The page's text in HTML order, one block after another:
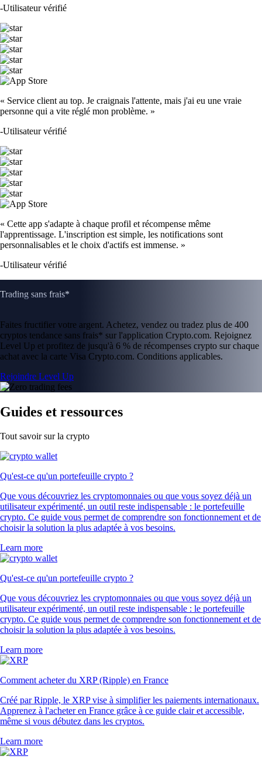
-Utilisateur vérifié
« Service client au top. Je craignais l'attente, mais j'ai eu une vraie
personne qui a vite réglé mon problème. »
-Utilisateur vérifié
« Cette app s'adapte à chaque profil et récompense même
l'apprentissage. L'inscription est simple, les notifications sont
personnalisables et le choix d'actifs est immense. »
-Utilisateur vérifié
Trading sans frais*
Faites fructifier votre argent. Achetez, vendez ou tradez plus de 400
cryptos tendance sans frais* sur l'application Crypto.com. Rejoignez
Level Up et profitez de jusqu'à 6 % de récompenses crypto sur chaque
achat avec la carte Visa Crypto.com. Conditions applicables.
Rejoindre Level Up
Guides et ressources
Tout savoir sur la crypto
Qu'est-ce qu'un portefeuille crypto ?
Que vous découvriez les cryptomonnaies ou que vous soyez déjà un
utilisateur expérimenté, un outil reste indispensable : le portefeuille
crypto. Ce guide vous permet de comprendre son fonctionnement et de
choisir la solution la plus adaptée à vos besoins.
Learn more
Qu'est-ce qu'un portefeuille crypto ?
Que vous découvriez les cryptomonnaies ou que vous soyez déjà un
utilisateur expérimenté, un outil reste indispensable : le portefeuille
crypto. Ce guide vous permet de comprendre son fonctionnement et de
choisir la solution la plus adaptée à vos besoins.
Learn more
Comment acheter du XRP (Ripple) en France
Créé par Ripple, le XRP vise à simplifier les paiements internationaux.
Apprenez à l'acheter en France grâce à ce guide clair et accessible,
même si vous débutez dans les cryptos.
Learn more